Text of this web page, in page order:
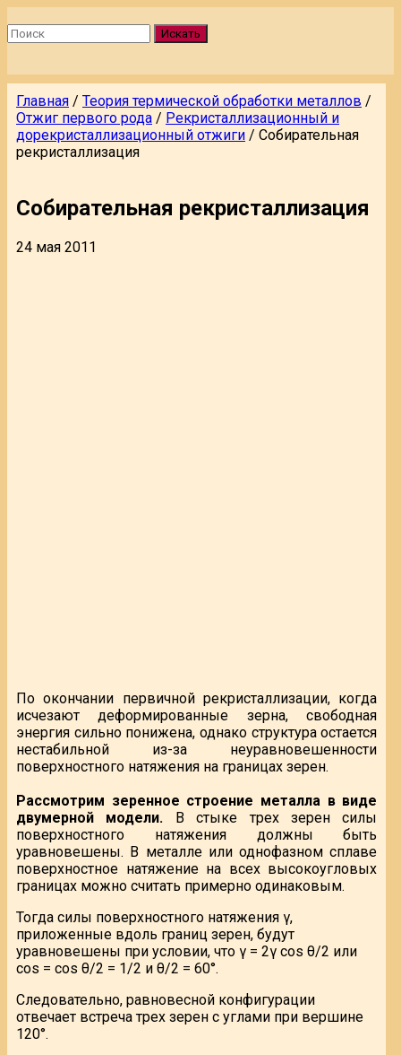
Искать
Главная / Теория термической обработки металлов /
Отжиг первого рода / Рекристаллизационный и
дорекристаллизационный отжиги / Собирательная
рекристаллизация
Собирательная рекристаллизация
24 мая 2011
По окончании первичной рекристаллизации, когда
исчезают деформированные зерна, свободная
энергия сильно понижена, однако структура остается
нестабильной из-за неуравновешенности
поверхностного натяжения на границах зерен.
Рассмотрим зеренное строение металла в виде
двумерной модели. В стыке трех зерен силы
поверхностного натяжения должны быть
уравновешены. В металле или однофазном сплаве
поверхностное натяжение на всех высокоугловых
границах можно считать примерно одинаковым.
Тогда силы поверхностного натяжения γ,
приложенные вдоль границ зерен, будут
уравновешены при условии, что γ = 2γ cos θ/2 или
cos = cos θ/2 = 1/2 и θ/2 = 60°.
Следовательно, равновесной конфигурации
отвечает встреча трех зерен с углами при вершине
120°.